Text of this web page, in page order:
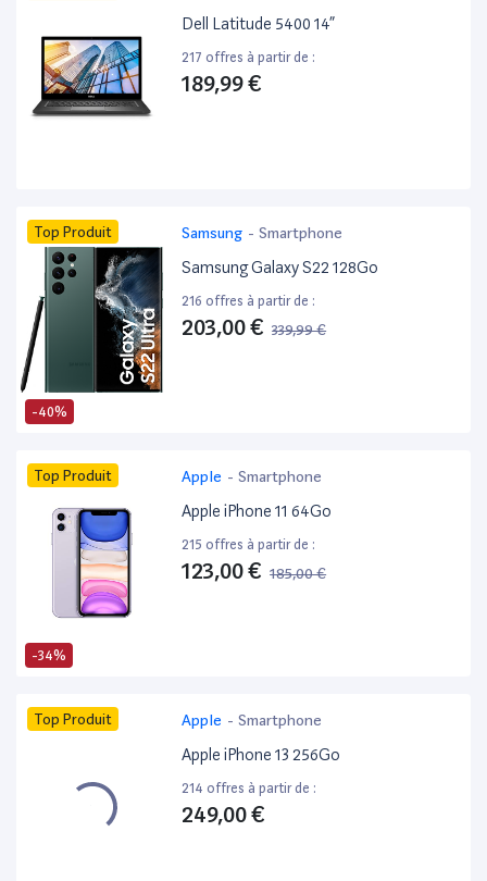
Dell Latitude 5400 14”
217 offres à partir de :
189,99 €
-40%
Top Produit Samsung - Smartphone
Samsung Galaxy S22 128Go
216 offres à partir de :
203,00 € 339,99 €
-34%
Top Produit Apple - Smartphone
Apple iPhone 11 64Go
215 offres à partir de :
123,00 € 185,00 €
Top Produit Apple - Smartphone
Apple iPhone 13 256Go
214 offres à partir de :
249,00 €